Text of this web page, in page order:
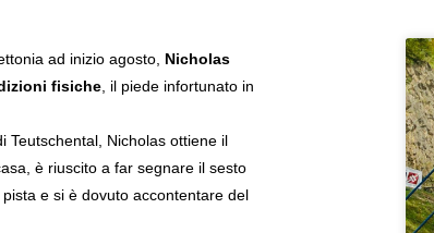
ad inizio agosto, Nicholas
fisiche, il piede infortunato in
Teutschental, Nicholas ottiene il
è riuscito a far segnare il sesto
e si è dovuto accontentare del